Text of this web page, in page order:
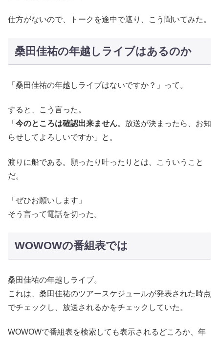
仕方がないので、トークを途中で遮り、こう聞いてみた。
桑田佳祐の年越しライブはあるのか
「桑田佳祐の年越しライブはないですか？」って。
すると、こう言った。
「 今のところは確認出来ません。放送が決まったら、お知
らせしてよろしいですか」と。
渡りに船である。願ったり叶ったりとは、こういうこと
だ。
「ぜひお願いします」
そう言って電話を切った。
WOWOWの番組表では
桑田佳祐の年越しライブ。
これは、桑田佳祐のツアースケジュールが発表された時点
でチェックし、放送されるかをチェックしていた。
WOWOWで番組表を検索しても表示されるどころか、年